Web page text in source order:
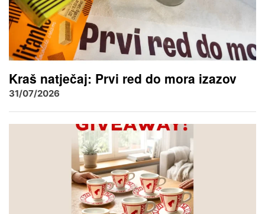
Kraš natječaj: Prvi red do mora izazov
31/07/2026